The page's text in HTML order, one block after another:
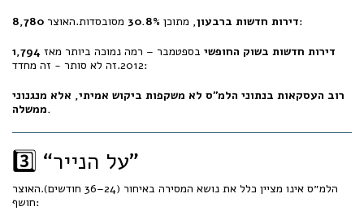
8,780 דירות חדשות ברבעון, מתוכן 30.8%
מסובסדות.האוצר:
1,794 דירות חדשות בשוק החופשי בספטמבר – רמה נמוכה ביותר מאז
2012.זה לא סותר - זה מחדד:
רוב העסקאות בנתוני הלמ״ס לא משקפות ביקוש אמיתי, אלא מנגנוני
ממשלה.
3️⃣ “על הנייר”
הלמ״ס אינו מציין כלל את נושא המסירה באיחור (24–36 חודשים).האוצר
חושף: